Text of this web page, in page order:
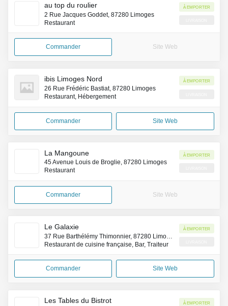
au top du roulier
2 Rue Jacques Goddet, 87280 Limoges
Restaurant
À emporter
Commander Site Web
ibis Limoges Nord
26 Rue Frédéric Bastiat, 87280 Limoges
Restaurant, Hébergement
À emporter
Commander Site Web
La Mangoune
45 Avenue Louis de Broglie, 87280 Limoges
Restaurant
À emporter
Commander Site Web
Le Galaxie
37 Rue Barthélémy Thimonnier, 87280 Limoges
Restaurant de cuisine française, Bar, Traiteur
À emporter
Commander Site Web
Les Tables du Bistrot À emporter